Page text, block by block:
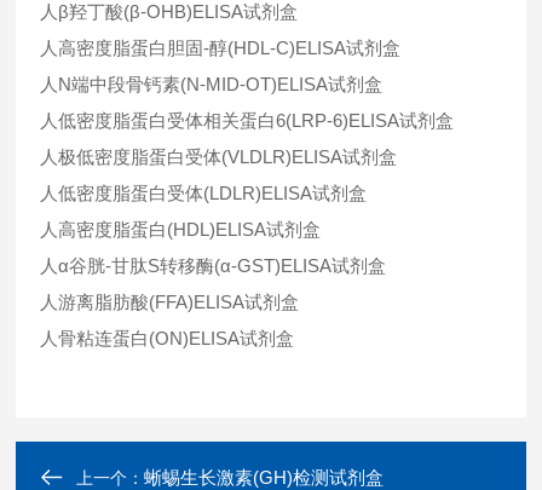
人 β羟丁酸(β-OHB)ELISA试剂盒
人高密度脂蛋白胆固-醇(HDL-C)ELISA试剂盒
人 N端中段骨钙素(N-MID-OT)ELISA试剂盒
人低密度脂蛋白受体相关蛋白6(LRP-6)ELISA试剂盒
人极低密度脂蛋白受体(VLDLR)ELISA试剂盒
人低密度脂蛋白受体(LDLR)ELISA试剂盒
人高密度脂蛋白(HDL)ELISA试剂盒
人α谷胱-甘肽S转移酶(α-GST)ELISA试剂盒
人游离脂肪酸(FFA)ELISA试剂盒
人骨粘连蛋白(ON)ELISA试剂盒
上一个：蜥蜴生长激素(GH)检测试剂盒